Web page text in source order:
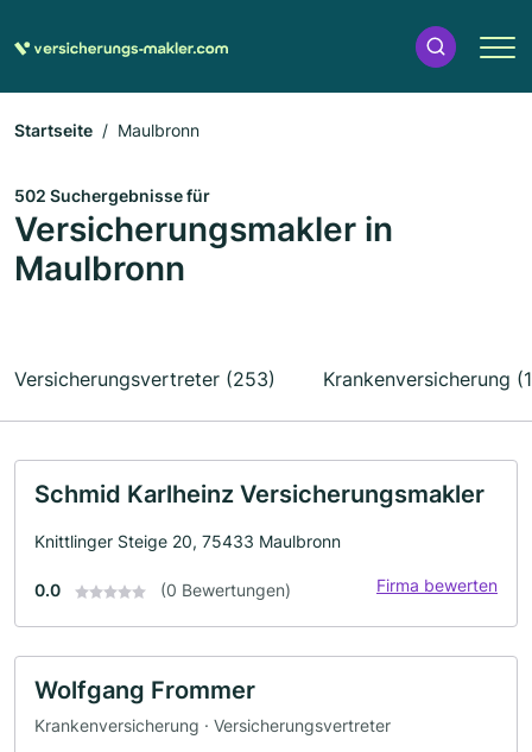
Startseite Maulbronn
502 Suchergebnisse für
Versicherungsmakler in
Maulbronn
Versicherungsvertreter (253) Krankenversicherung
Schmid Karlheinz Versicherungsmakler
Knittlinger Steige 20, 75433 Maulbronn
0.0 (0 Bewertungen) Firma bewerten
Wolfgang Frommer
Krankenversicherung · Versicherungsvertreter